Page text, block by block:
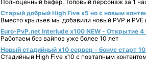
Полноценный бафер. Топовый персонаж за 1
Старый добрый High Five x5 но с новым
Вместо крыльев мы добавили новый PVP и PVE
Euro-PvP.net Interlude х100 NEW - Открытие 4
Работаем без вайпов уже более 10 лет
Новый стадийный х10 сервер - бонус старт
Стадийный High Five x10 с поэтапным